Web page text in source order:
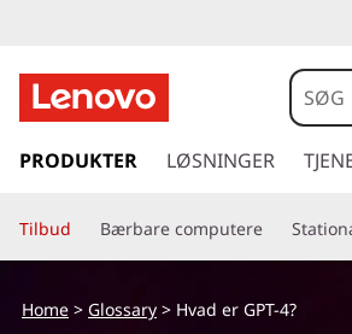
p
n
g
i
PRODUKTER LØSNINGER
Tilbud Bærbare computere
Home > Glossary > Hvad er GPT-4?